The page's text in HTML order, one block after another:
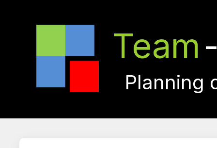
Team
Planning